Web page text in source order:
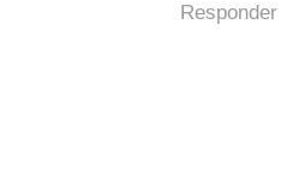
Responder